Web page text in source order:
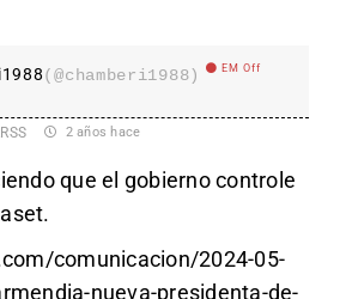
(@chamberi1988) EM Off
2 años hace
que el gobierno controle
comunicacion/2024-05-
nueva-presidenta-de-